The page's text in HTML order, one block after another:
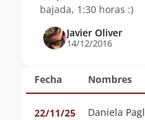
Fecha Nombres
22/11/25
bajada, 1:30 horas :)
Javier Oliver
14/12/2016